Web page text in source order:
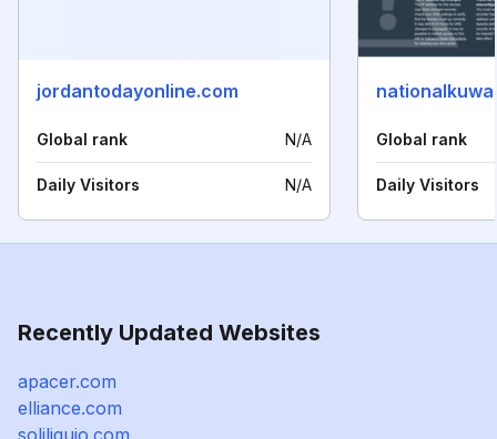
jordantodayonline.com
Global rank N/A
Daily Visitors N/A
Global rank
Daily Visitors
Recently Updated Websites
apacer.com
elliance.com
soliliquio.com